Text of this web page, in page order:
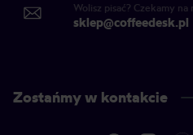
Wolisz pisać? Czekamy na
sklep@coffeedesk.pl
Zostańmy w kontakcie